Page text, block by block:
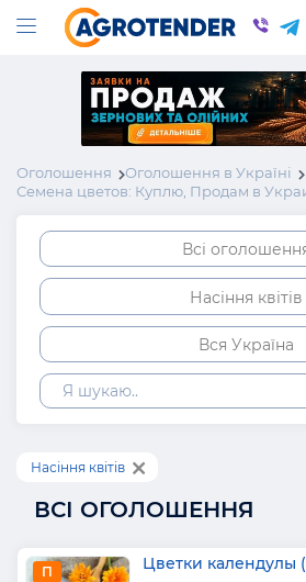
Оголошення
Оголошення в Україні
Семена цветов: Куплю, Продам в
Всі
Насіння квітів
Вся Україна
Насіння квітів
ВСІ ОГОЛОШЕННЯ
П Цветки календулы